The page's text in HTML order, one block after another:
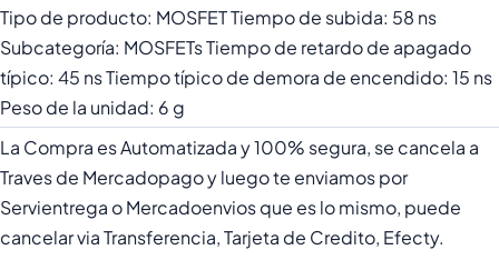
Tipo de producto: MOSFET Tiempo de subida: 58 ns
Subcategoría: MOSFETs Tiempo de retardo de apagado
típico: 45 ns Tiempo típico de demora de encendido: 15 ns
Peso de la unidad: 6 g
La Compra es Automatizada y 100% segura, se cancela a
Traves de Mercadopago y luego te enviamos por
Servientrega o Mercadoenvios que es lo mismo, puede
cancelar via Transferencia, Tarjeta de Credito, Efecty.